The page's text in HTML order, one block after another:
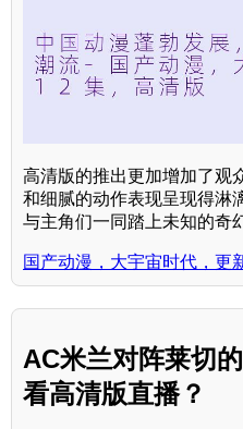
高清版的推出更加增加了观
和细腻的动作表现呈现得淋
与主角们一同踏上未知的奇
国产动漫，大宇宙时代，更
AC米兰对阵莱切
看高清版直播？